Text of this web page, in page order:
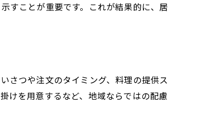
すことが重要です。これが結果的に、居
さつや注文のタイミング、料理の提供ス
けを用意するなど、地域ならではの配慮